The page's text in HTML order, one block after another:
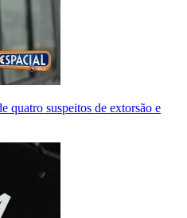
quatro suspeitos de extorsão e